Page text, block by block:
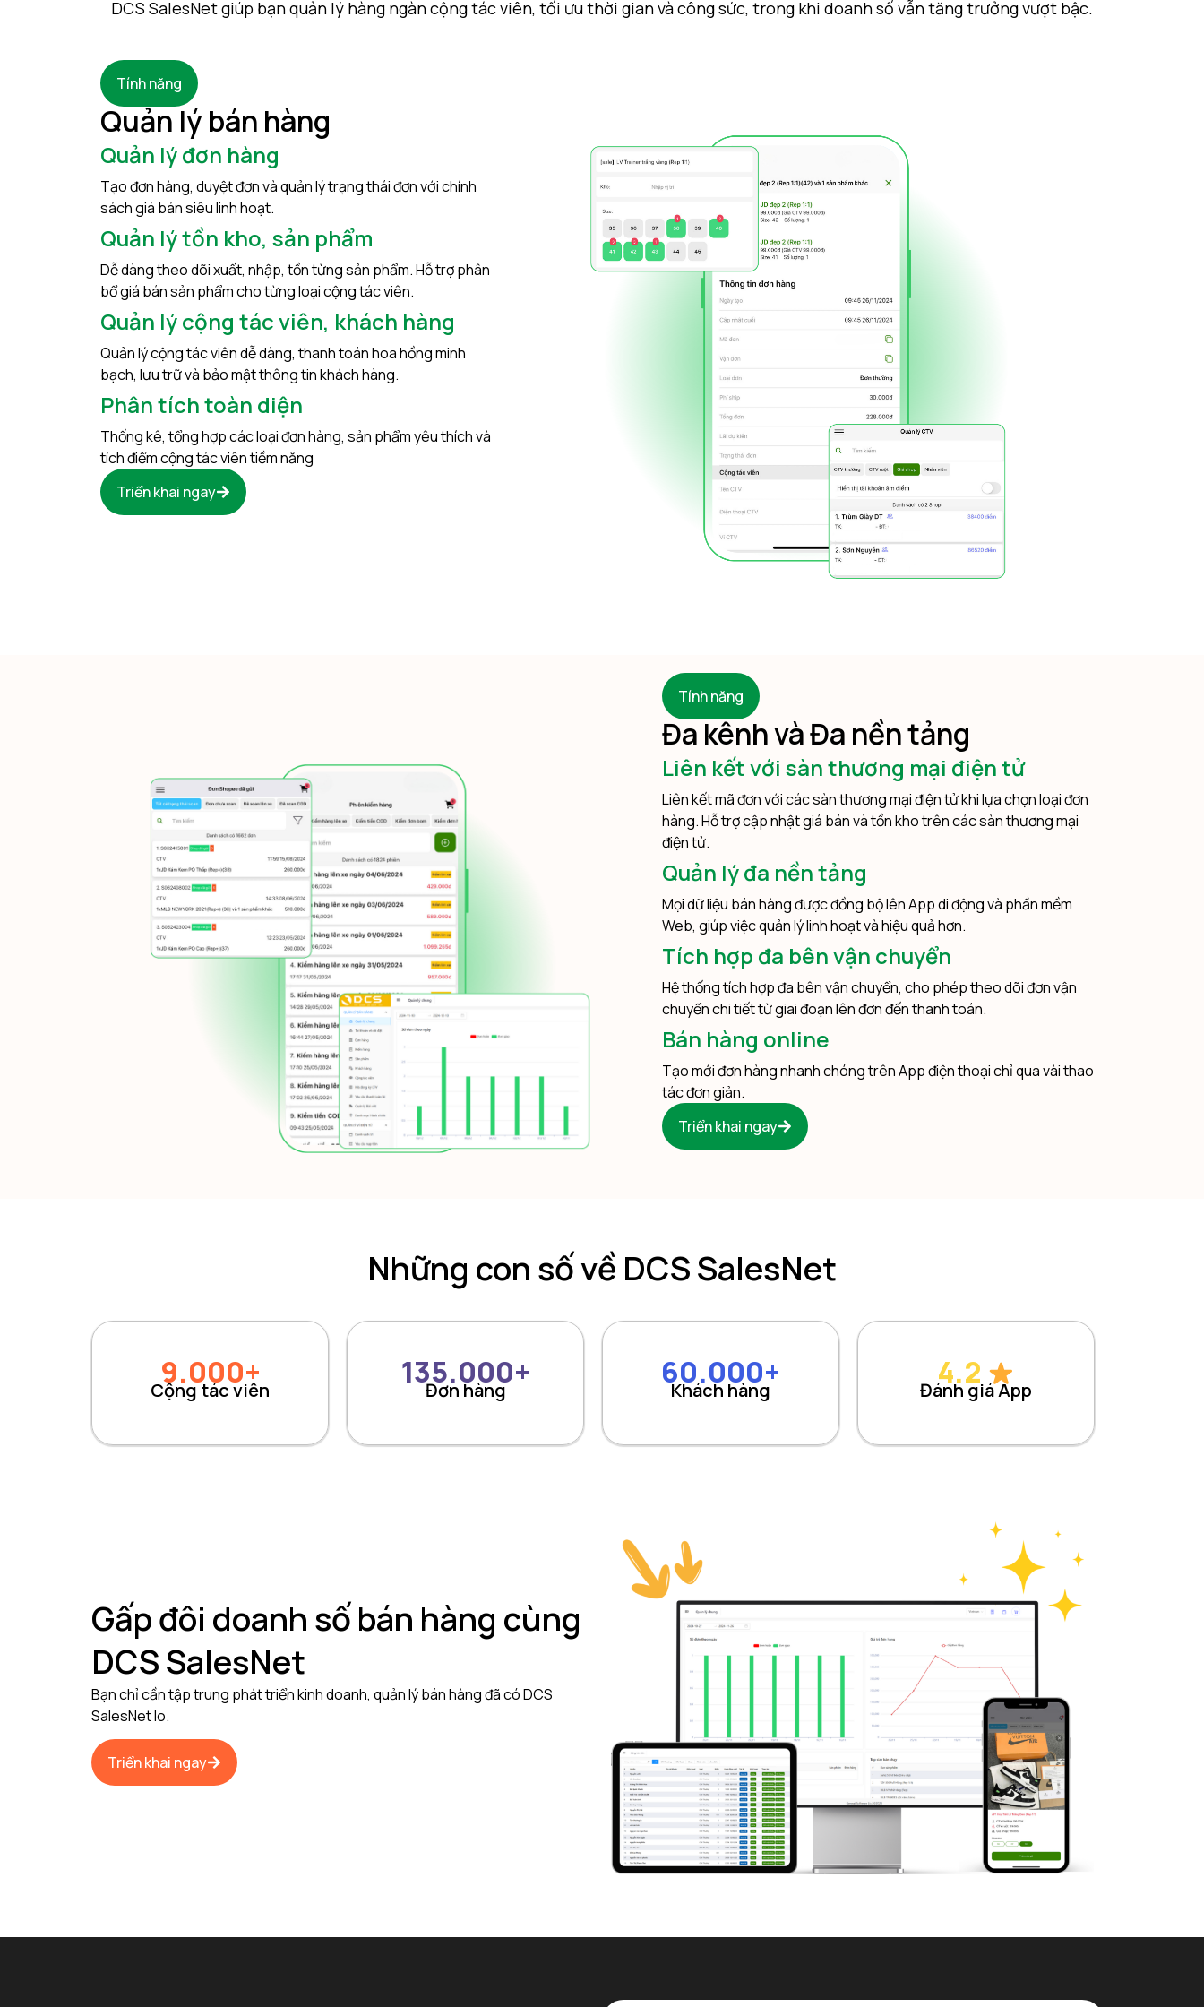
DCS SalesNet giúp bạn quản lý hàng ngàn cộng tác viên, tối ưu thời gian và công sức, trong khi doanh số vẫn tăng trưởng vượt bậc.
Tính năng
Quản lý bán hàng
Quản lý đơn hàng
Tạo đơn hàng, duyệt đơn và quản lý trạng thái đơn với chính
sách giá bán siêu linh hoạt.
Quản lý tồn kho, sản phẩm
Dễ dàng theo dõi xuất, nhập, tồn từng sản phẩm. Hỗ trợ phân
bổ giá bán sản phẩm cho từng loại cộng tác viên.
Quản lý cộng tác viên, khách hàng
Quản lý cộng tác viên dễ dàng, thanh toán hoa hồng minh
bạch, lưu trữ và bảo mật thông tin khách hàng.
Phân tích toàn diện
Thống kê, tổng hợp các loại đơn hàng, sản phẩm yêu thích và
tích điểm cộng tác viên tiềm năng
Triển khai ngay
Tính năng
Đa kênh và Đa nền tảng
Liên kết với sàn thương mại điện tử
Liên kết mã đơn với các sàn thương mại điện tử khi lựa chọn loại đơn
hàng. Hỗ trợ cập nhật giá bán và tồn kho trên các sàn thương mại
điện tử.
Quản lý đa nền tảng
Mọi dữ liệu bán hàng được đồng bộ lên App di động và phần mềm
Web, giúp việc quản lý linh hoạt và hiệu quả hơn.
Tích hợp đa bên vận chuyển
Hệ thống tích hợp đa bên vận chuyển, cho phép theo dõi đơn vận
chuyển chi tiết từ giai đoạn lên đơn đến thanh toán.
Bán hàng online
Tạo mới đơn hàng nhanh chóng trên App điện thoại chỉ qua vài thao
tác đơn giản.
Triển khai ngay
Những con số về DCS SalesNet
9.000+
Cộng tác viên 135.000+
Đơn hàng 60.000+
Khách hàng 4.2
Đánh giá App
Gấp đôi doanh số bán hàng cùng
DCS SalesNet
Bạn chỉ cần tập trung phát triển kinh doanh, quản lý bán hàng đã có DCS
SalesNet lo.
Triển khai ngay